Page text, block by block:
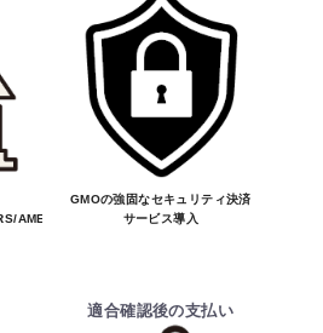
送料及び納期の正式なご連
済となっております。
後に適合確認を行い、適
ャンセル可能です。
品のため予告無く価格が
ます。
生産及び販売不可となる
ません。
AMEX）、
GMOの強固なセキュリティ決済
サービス導入
適合確認後の支払い